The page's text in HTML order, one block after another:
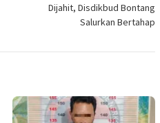
Dijahit, Disdikbud Bontang
Salurkan Bertahap